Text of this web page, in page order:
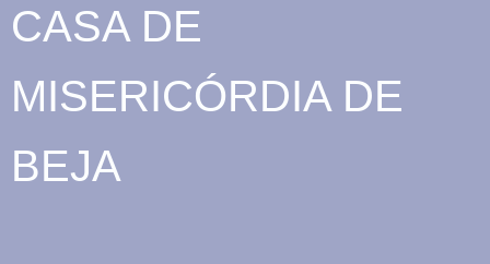
CASA DE
MISERICÓRDIA DE
BEJA